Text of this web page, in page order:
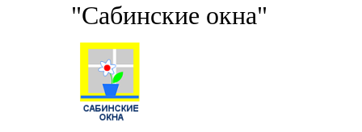
"Сабинские окна"